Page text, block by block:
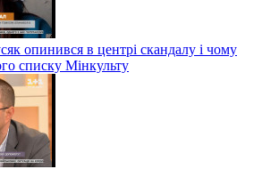
опинився в центрі скандалу і чому
списку Мінкульту